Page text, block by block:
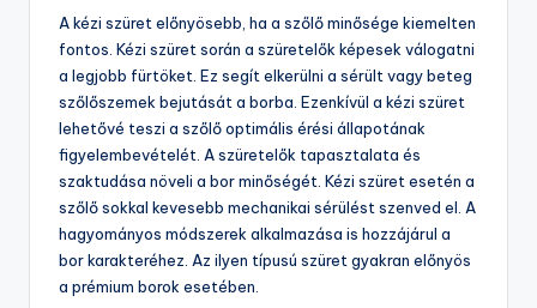
A kézi szüret előnyösebb, ha a szőlő minősége kiemelten
fontos. Kézi szüret során a szüretelők képesek válogatni
a legjobb fürtöket. Ez segít elkerülni a sérült vagy beteg
szőlőszemek bejutását a borba. Ezenkívül a kézi szüret
lehetővé teszi a szőlő optimális érési állapotának
figyelembevételét. A szüretelők tapasztalata és
szaktudása növeli a bor minőségét. Kézi szüret esetén a
szőlő sokkal kevesebb mechanikai sérülést szenved el. A
hagyományos módszerek alkalmazása is hozzájárul a
bor karakteréhez. Az ilyen típusú szüret gyakran előnyös
a prémium borok esetében.